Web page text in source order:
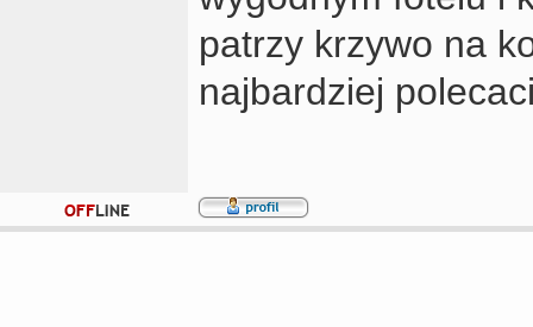
patrzy krzywo na
najbardziej